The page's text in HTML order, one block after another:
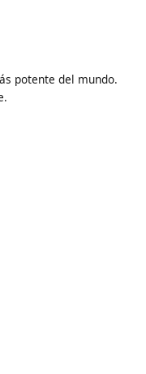
downloading
and accessing
to keep. We actively
prohibited by the
compliance process
potente del mundo.